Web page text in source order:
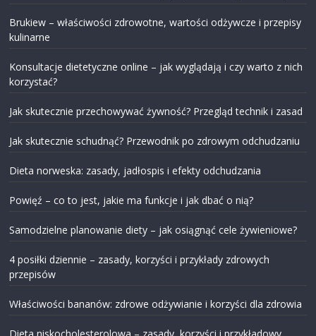
Brukiew – właściwości zdrowotne, wartości odżywcze i przepisy
kulinarne
Konsultacje dietetyczne online – jak wyglądają i czy warto z nich
korzystać?
Jak skutecznie przechowywać żywność? Przegląd technik i zasad
Jak skutecznie schudnąć? Przewodnik po zdrowym odchudzaniu
Dieta norweska: zasady, jadłospis i efekty odchudzania
Powięź – co to jest, jakie ma funkcje i jak dbać o nią?
Samodzielne planowanie diety – jak osiągnąć cele żywieniowe?
4 posiłki dziennie – zasady, korzyści i przykłady zdrowych
przepisów
Właściwości bananów: zdrowe odżywianie i korzyści dla zdrowia
Dieta niskocholesterolowa – zasady, korzyści i przykładowy